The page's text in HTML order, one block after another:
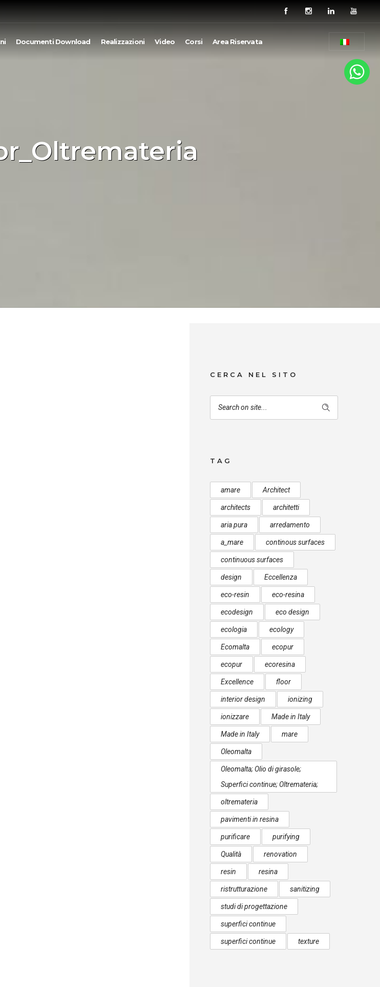
Documenti Download Realizzazioni Video Corsi Area Riservata
CERCA NEL SITO
TAG
amare Architect
architects architetti
aria pura arredamento
a_mare continous surfaces
continuous surfaces
design Eccellenza
eco-resin eco-resina
ecodesign eco design
ecologia ecology
Ecomalta ecopur
ecopur ecoresina
Excellence floor
interior design ionizing
ionizzare Made in Italy
Made in Italy mare
Oleomalta
Oleomalta; Olio di girasole;
Superfici continue; Oltremateria;
oltremateria
pavimenti in resina
purificare purifying
Qualità renovation
resin resina
ristrutturazione sanitizing
studi di progettazione
superfici continue
superfici continue texture